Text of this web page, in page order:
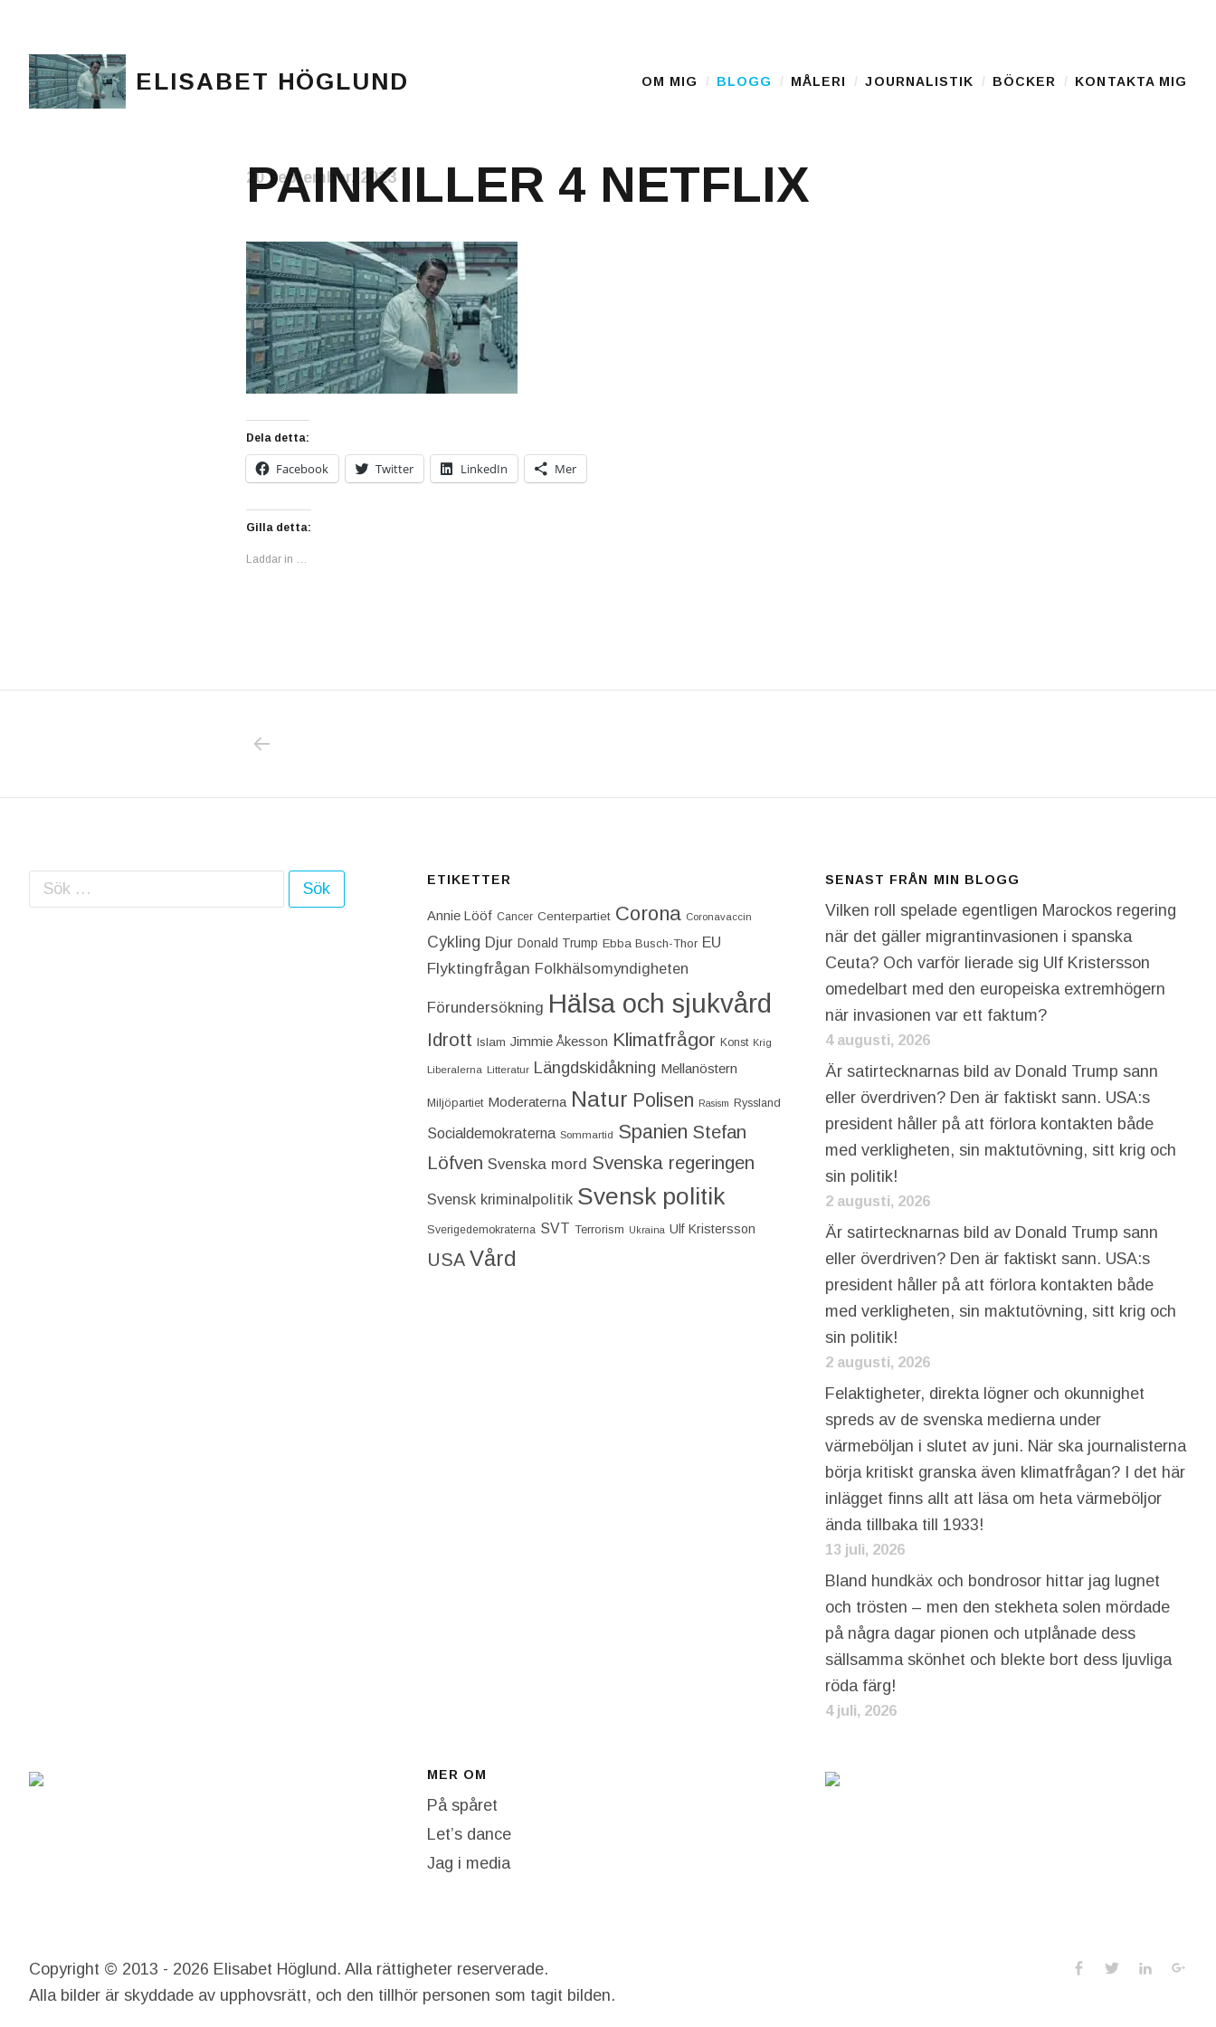
ELISABET HÖGLUND Main Menu
OM MIG BLOGG MÅLERI JOURNALISTIK BÖCKER KONTAKTA MIG
PAINKILLER 4 NETFLIX
20 september, 2023
Dela detta:
Facebook Twitter LinkedIn Mer
Gilla detta:
Laddar in …
Sök efter: ETIKETTER
Annie Lööf Cancer Centerpartiet‎ Corona Coronavaccin
Cykling Djur Donald Trump Ebba Busch-Thor EU
Flyktingfrågan Folkhälsomyndigheten
Förundersökning Hälsa och sjukvård
Idrott Islam Jimmie Åkesson Klimatfrågor Konst Krig
Liberalerna Litteratur Längdskidåkning Mellanöstern
Miljöpartiet Moderaterna Natur Polisen Rasism Ryssland
Socialdemokraterna Sommartid Spanien Stefan
Löfven Svenska mord Svenska regeringen
Svensk kriminalpolitik Svensk politik
Sverigedemokraterna SVT Terrorism Ukraina Ulf Kristersson
USA Vård
SENAST FRÅN MIN BLOGG
Vilken roll spelade egentligen Marockos regering
när det gäller migrantinvasionen i spanska
Ceuta? Och varför lierade sig Ulf Kristersson
omedelbart med den europeiska extremhögern
när invasionen var ett faktum?
4 augusti, 2026
Är satirtecknarnas bild av Donald Trump sann
eller överdriven? Den är faktiskt sann. USA:s
president håller på att förlora kontakten både
med verkligheten, sin maktutövning, sitt krig och
sin politik!
2 augusti, 2026
Är satirtecknarnas bild av Donald Trump sann
eller överdriven? Den är faktiskt sann. USA:s
president håller på att förlora kontakten både
med verkligheten, sin maktutövning, sitt krig och
sin politik!
2 augusti, 2026
Felaktigheter, direkta lögner och okunnighet
spreds av de svenska medierna under
värmeböljan i slutet av juni. När ska journalisterna
börja kritiskt granska även klimatfrågan? I det här
inlägget finns allt att läsa om heta värmeböljor
ända tillbaka till 1933!
13 juli, 2026
Bland hundkäx och bondrosor hittar jag lugnet
och trösten – men den stekheta solen mördade
på några dagar pionen och utplånade dess
sällsamma skönhet och blekte bort dess ljuvliga
röda färg!
4 juli, 2026
MER OM
På spåret
Let’s dance
Jag i media
Social
Facebook
TwitterLinkedIn
Copyright © 2013 - 2026 Elisabet Höglund. Alla rättigheter reserverade.
Alla bilder är skyddade av upphovsrätt, och den tillhör personen som tagit bilden.